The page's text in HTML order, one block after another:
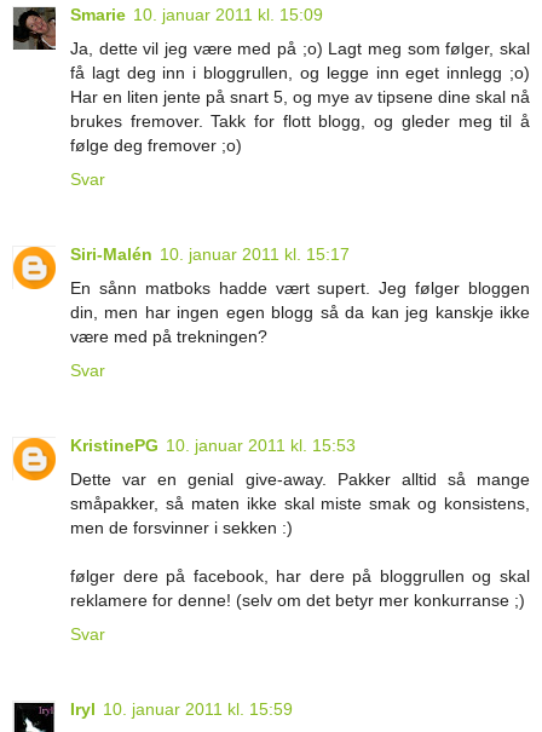
Smarie 10. januar 2011 kl. 15:09
Ja, dette vil jeg være med på ;o) Lagt meg som følger, skal
få lagt deg inn i bloggrullen, og legge inn eget innlegg ;o)
Har en liten jente på snart 5, og mye av tipsene dine skal nå
brukes fremover. Takk for flott blogg, og gleder meg til å
følge deg fremover ;o)
Svar
Siri-Malén 10. januar 2011 kl. 15:17
En sånn matboks hadde vært supert. Jeg følger bloggen
din, men har ingen egen blogg så da kan jeg kanskje ikke
være med på trekningen?
Svar
KristinePG 10. januar 2011 kl. 15:53
Dette var en genial give-away. Pakker alltid så mange
småpakker, så maten ikke skal miste smak og konsistens,
men de forsvinner i sekken :)
følger dere på facebook, har dere på bloggrullen og skal
reklamere for denne! (selv om det betyr mer konkurranse ;)
Svar
Iryl 10. januar 2011 kl. 15:59